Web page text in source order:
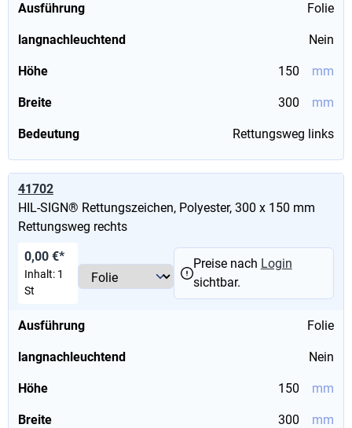
Ausführung Folie
langnachleuchtend Nein
Höhe 150 mm
Breite 300 mm
Bedeutung Rettungsweg links
41702
HIL-SIGN® Rettungszeichen, Polyester, 300 x 150 mm
Rettungsweg rechts
Ausführung Folie
langnachleuchtend Nein
Höhe 150 mm
Breite 300 mm
0,00 €*
Inhalt: 1
St
Preise nach Login
sichtbar.